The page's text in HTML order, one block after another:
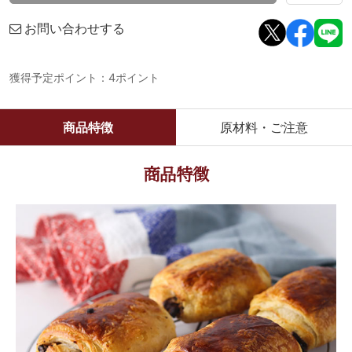
お問い合わせする
獲得予定ポイント：4ポイント
商品特徴 原材料・ご注意
商品特徴